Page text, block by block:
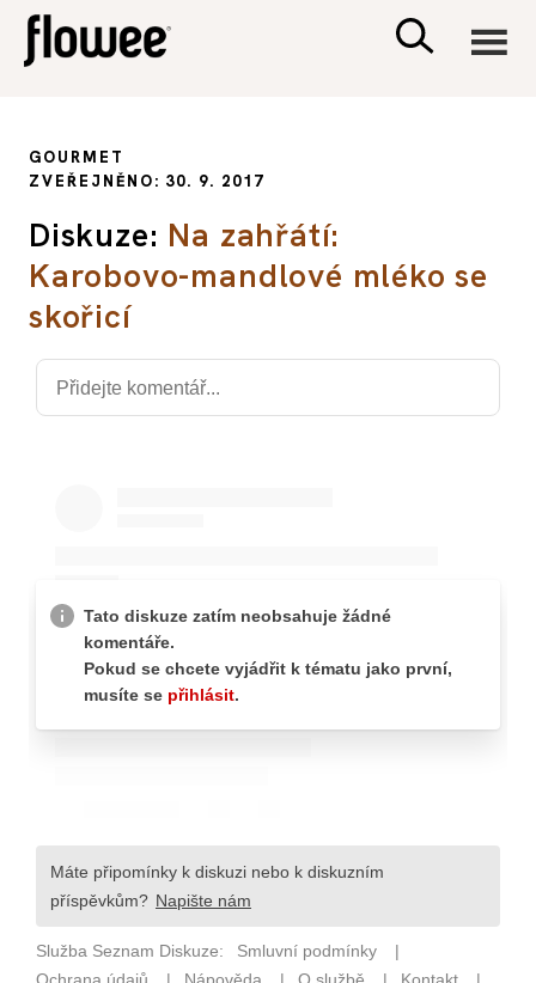
PSYCHOLOGIE
SEX A VZTAHY
GOURMET
ZVEŘEJNĚNO: 30. 9. 2017
Diskuze: Na zahřátí:
Karobovo-mandlové mléko se
skořicí